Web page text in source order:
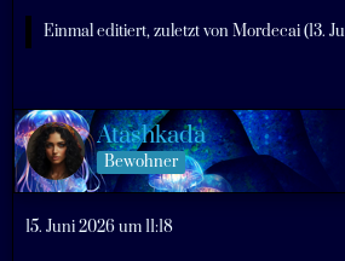
Einmal editiert, zuletzt vonMordecai(13.
Atashkada
Bewohner
15. Juni 2026 um 11:18